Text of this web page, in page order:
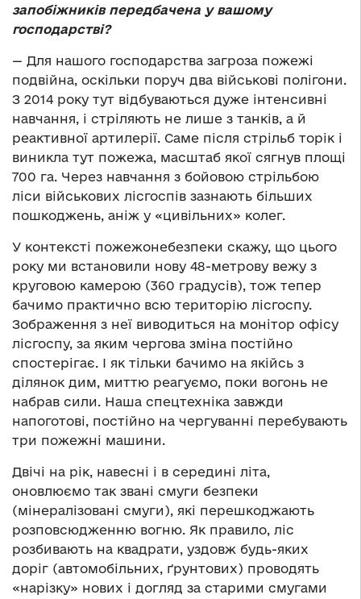
запобіжників передбачена у вашому
господарстві?
— Для нашого господарства загроза пожежі
подвійна, оскільки поруч два військові полігони.
З 2014 року тут відбуваються дуже інтенсивні
навчання, і стріляють не лише з танків, а й
реактивної артилерії. Саме після стрільб торік і
виникла тут пожежа, масштаб якої сягнув площі
700 га. Через навчання з бойовою стрільбою
ліси військових лісгоспів зазнають більших
пошкоджень, аніж у «цивільних» колег.
У контексті пожежонебезпеки скажу, що цього
року ми встановили нову 48-метрову вежу з
круговою камерою (360 градусів), тож тепер
бачимо практично всю територію лісгоспу.
Зображення з неї виводиться на монітор офісу
лісгоспу, за яким чергова зміна постійно
спостерігає. І як тільки бачимо на якійсь з
ділянок дим, миттю реагуємо, поки вогонь не
набрав сили. Наша спецтехніка завжди
напоготові, постійно на чергуванні перебувають
три пожежні машини.
Двічі на рік, навесні і в середині літа,
оновлюємо так звані смуги безпеки
(мінералізовані смуги), які перешкоджають
розповсюдженню вогню. Як правило, ліс
розбивають на квадрати, уздовж будь-яких
доріг (автомобільних, ґрунтових) проводять
«нарізку» нових і догляд за старими смугами